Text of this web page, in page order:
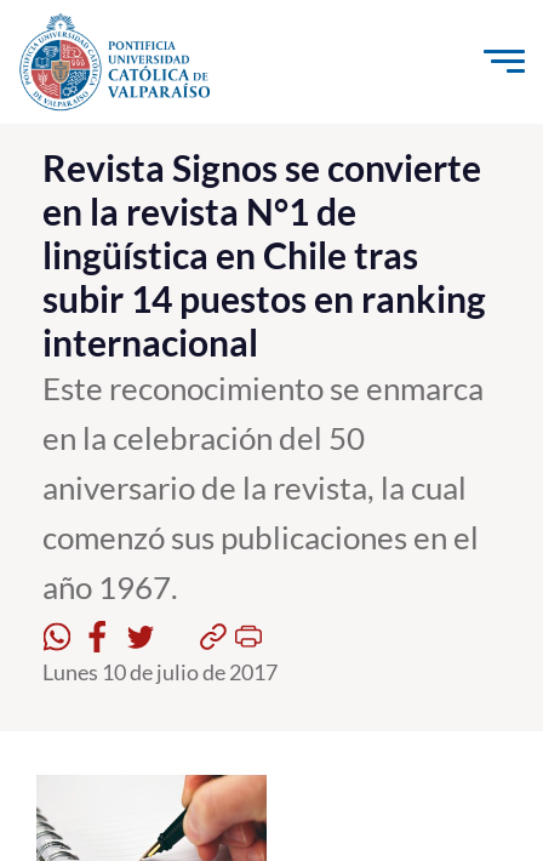
Click acá para ir directamente al contenido
La Universidad
Investigación, Creación e Innovación
PUCV Internacional
Vinculación con el Medio
Admisión
Pregrado
Postgrado
Formación Continua
Académicos
English
Revista Signos se convierte
en la revista N°1 de
lingüística en Chile tras
subir 14 puestos en ranking
internacional
Este reconocimiento se enmarca
en la celebración del 50
aniversario de la revista, la cual
comenzó sus publicaciones en el
año 1967.
Lunes 10 de julio de 2017